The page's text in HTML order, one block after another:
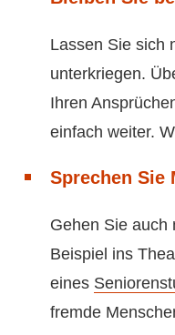
Lassen Sie sich
unterkriegen.
Ihren
einfach weiter.
Sprechen Sie
Gehen Sie auch
Beispiel ins
eines
fremde